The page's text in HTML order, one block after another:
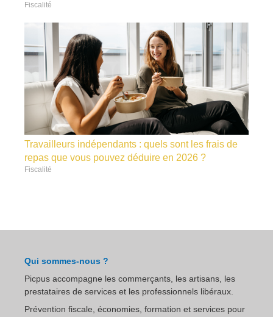
Fiscalité
Travailleurs indépendants : quels sont les frais de
repas que vous pouvez déduire en 2026 ?
Fiscalité
Qui sommes-nous ?
Picpus accompagne les commerçants, les artisans, les
prestataires de services et les professionnels libéraux.
Prévention fiscale, économies, formation et services pour